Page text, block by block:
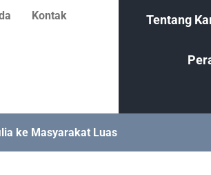
Kontak Tentang
ke Masyarakat Luas